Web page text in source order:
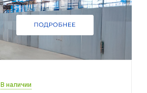
В наличии